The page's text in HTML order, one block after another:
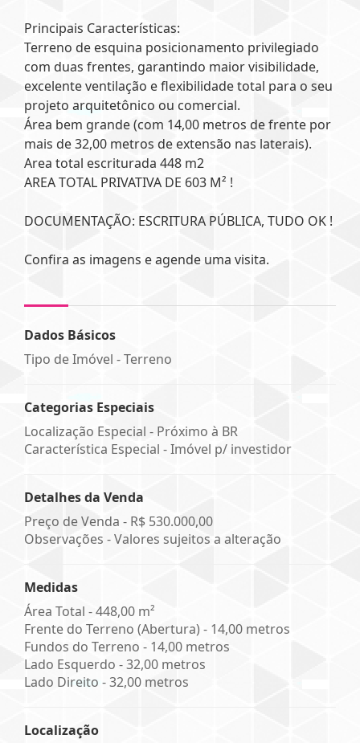
Principais Características:
Terreno de esquina posicionamento privilegiado
com duas frentes, garantindo maior visibilidade,
excelente ventilação e flexibilidade total para o seu
projeto arquitetônico ou comercial.
Área bem grande (com 14,00 metros de frente por
mais de 32,00 metros de extensão nas laterais).
Area total escriturada 448 m2
AREA TOTAL PRIVATIVA DE 603 M² !
DOCUMENTAÇÃO: ESCRITURA PÚBLICA, TUDO OK !
Confira as imagens e agende uma visita.
Dados Básicos
Tipo de Imóvel - Terreno
Categorias Especiais
Localização Especial - Próximo à BR
Característica Especial - Imóvel p/ investidor
Detalhes da Venda
Preço de Venda - R$ 530.000,00
Observações - Valores sujeitos a alteração
Medidas
Área Total - 448,00 m²
Frente do Terreno (Abertura) - 14,00 metros
Fundos do Terreno - 14,00 metros
Lado Esquerdo - 32,00 metros
Lado Direito - 32,00 metros
Localização